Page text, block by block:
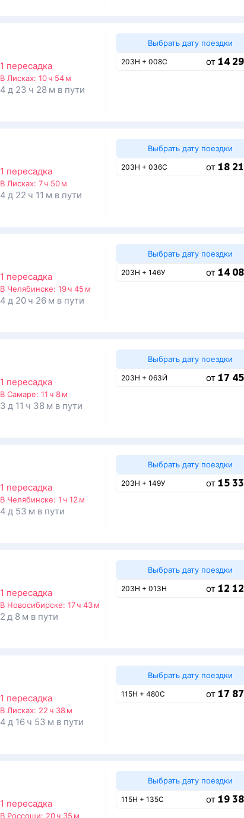
1 пересадка
В Лисках: 10 ч 54 м
4 д 23 ч 28 м в пути
Выбрать дату поездки
203Н + 008С от 14
1 пересадка
В Лисках: 7 ч 50 м
4 д 22 ч 11 м в пути
Выбрать дату поездки
203Н + 036С от 18
1 пересадка
В Челябинске: 19 ч 45 м
4 д 20 ч 26 м в пути
Выбрать дату поездки
203Н + 146У от 14
1 пересадка
В Самаре: 11 ч 8 м
3 д 11 ч 38 м в пути
Выбрать дату поездки
203Н + 063Й от 17
1 пересадка
В Челябинске: 1 ч 12 м
4 д 53 м в пути
Выбрать дату поездки
203Н + 149У от 15
1 пересадка
В Новосибирске: 17 ч 43 м
2 д 8 м в пути
Выбрать дату поездки
203Н + 013Н от 12
1 пересадка
В Лисках: 22 ч 38 м
4 д 16 ч 53 м в пути
Выбрать дату поездки
115Н + 480С от 17
1 пересадка
В Россоши: 20 ч 35 м
Выбрать дату поездки
115Н + 135С от 19